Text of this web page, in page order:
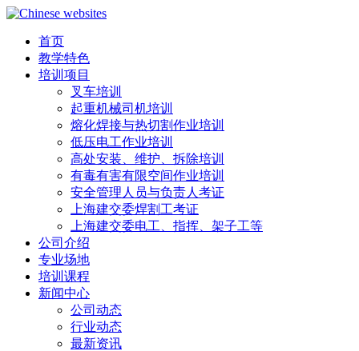
首页
教学特色
培训项目
叉车培训
起重机械司机培训
熔化焊接与热切割作业培训
低压电工作业培训
高处安装、维护、拆除培训
有毒有害有限空间作业培训
安全管理人员与负责人考证
上海建交委焊割工考证
上海建交委电工、指挥、架子工等
公司介绍
专业场地
培训课程
新闻中心
公司动态
行业动态
最新资讯